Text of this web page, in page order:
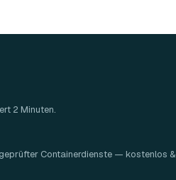
2 Minuten.
Containerdienste — kostenlos &